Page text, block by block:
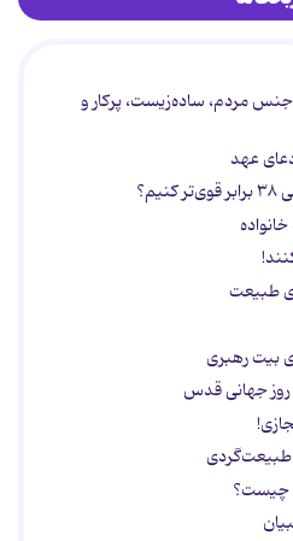
مردم، ساده‌زیست، پرکار و
عهد
طبیعت
بیت رهبری
جهانی قدس
چیست؟